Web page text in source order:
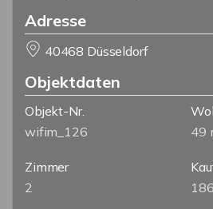
Adresse
40468 Düsseldorf
Objektdaten
Objekt-Nr.
wifim_126
49
Zimmer
2